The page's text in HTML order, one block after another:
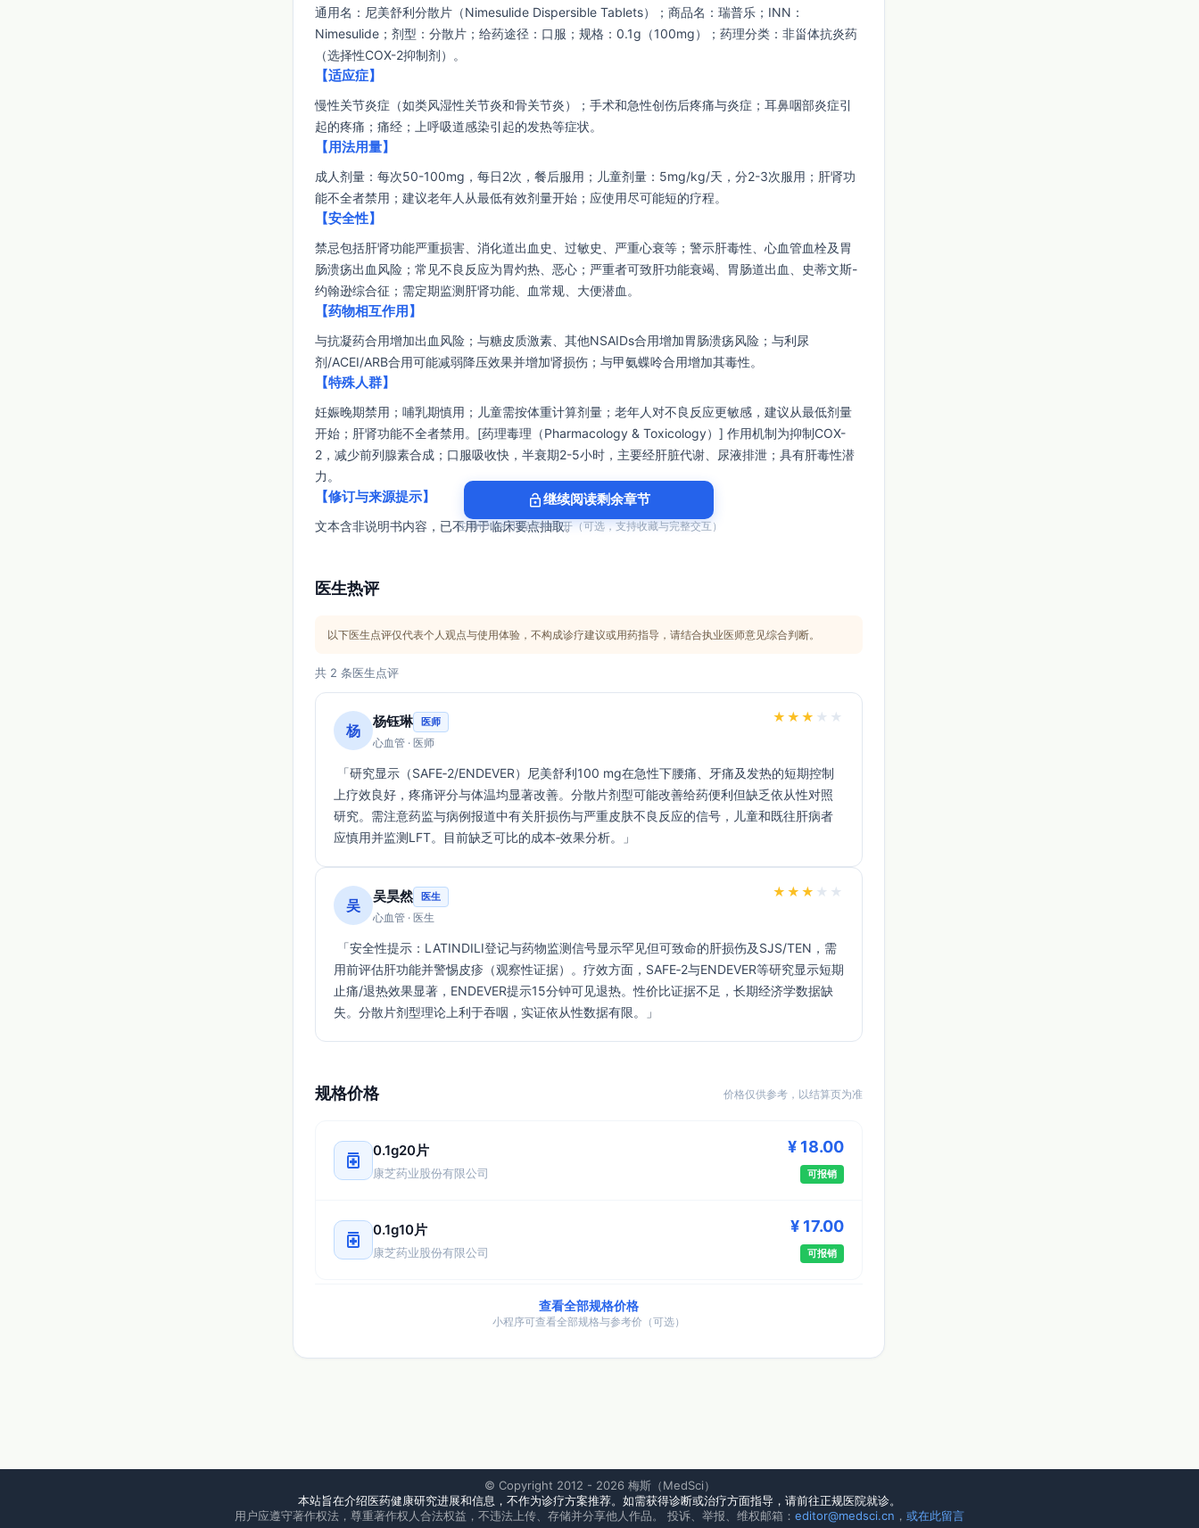
通用名：尼美舒利分散片（Nimesulide Dispersible Tablets）；商品名：瑞普乐；INN：
Nimesulide；剂型：分散片；给药途径：口服；规格：0.1g（100mg）；药理分类：非甾体抗炎药
（选择性COX-2抑制剂）。
【适应症】
慢性关节炎症（如类风湿性关节炎和骨关节炎）；手术和急性创伤后疼痛与炎症；耳鼻咽部炎症引
起的疼痛；痛经；上呼吸道感染引起的发热等症状。
【用法用量】
成人剂量：每次50-100mg，每日2次，餐后服用；儿童剂量：5mg/kg/天，分2-3次服用；肝肾功
能不全者禁用；建议老年人从最低有效剂量开始；应使用尽可能短的疗程。
【安全性】
禁忌包括肝肾功能严重损害、消化道出血史、过敏史、严重心衰等；警示肝毒性、心血管血栓及胃
肠溃疡出血风险；常见不良反应为胃灼热、恶心；严重者可致肝功能衰竭、胃肠道出血、史蒂文斯-
约翰逊综合征；需定期监测肝肾功能、血常规、大便潜血。
【药物相互作用】
与抗凝药合用增加出血风险；与糖皮质激素、其他NSAIDs合用增加胃肠溃疡风险；与利尿
剂/ACEI/ARB合用可能减弱降压效果并增加肾损伤；与甲氨蝶呤合用增加其毒性。
【特殊人群】
妊娠晚期禁用；哺乳期慎用；儿童需按体重计算剂量；老年人对不良反应更敏感，建议从最低剂量
开始；肝肾功能不全者禁用。[药理毒理（Pharmacology & Toxicology）] 作用机制为抑制COX-
2，减少前列腺素合成；口服吸收快，半衰期2-5小时，主要经肝脏代谢、尿液排泄；具有肝毒性潜
力。
【修订与来源提示】
文本含非说明书内容，已不用于临床要点抽取。
lock_open继续阅读剩余章节
在 TriCura 小程序中打开（可选，支持收藏与完整交互）
医生热评
以下医生点评仅代表个人观点与使用体验，不构成诊疗建议或用药指导，请结合执业医师意见综合判断。
共 2 条医生点评
杨 杨钰琳 医师
心血管 · 医师
★ ★ ★ ★ ★
上疗效良好，疼痛评分与体温均显著改善。分散片剂型可能改善给药便利但缺乏依从性对照
研究。需注意药监与病例报道中有关肝损伤与严重皮肤不良反应的信号，儿童和既往肝病者
应慎用并监测LFT。目前缺乏可比的成本‑效果分析。」
吴 吴昊然 医生
心血管 · 医生
★ ★ ★ ★ ★
用前评估肝功能并警惕皮疹（观察性证据）。疗效方面，SAFE‑2与ENDEVER等研究显示短期
止痛/退热效果显著，ENDEVER提示15分钟可见退热。性价比证据不足，长期经济学数据缺
失。分散片剂型理论上利于吞咽，实证依从性数据有限。」
规格价格 价格仅供参考，以结算页为准
medication 0.1g20片
康芝药业股份有限公司
¥ 18.00
可报销
medication 0.1g10片
康芝药业股份有限公司
¥ 17.00
可报销
查看全部规格价格
小程序可查看全部规格与参考价（可选）
© Copyright 2012 - 2026 梅斯（MedSci）
本站旨在介绍医药健康研究进展和信息，不作为诊疗方案推荐。如需获得诊断或治疗方面指导，请前往正规医院就诊。
用户应遵守著作权法，尊重著作权人合法权益，不违法上传、存储并分享他人作品。 投诉、举报、维权邮箱： editor@medsci.cn ， 或在此留言